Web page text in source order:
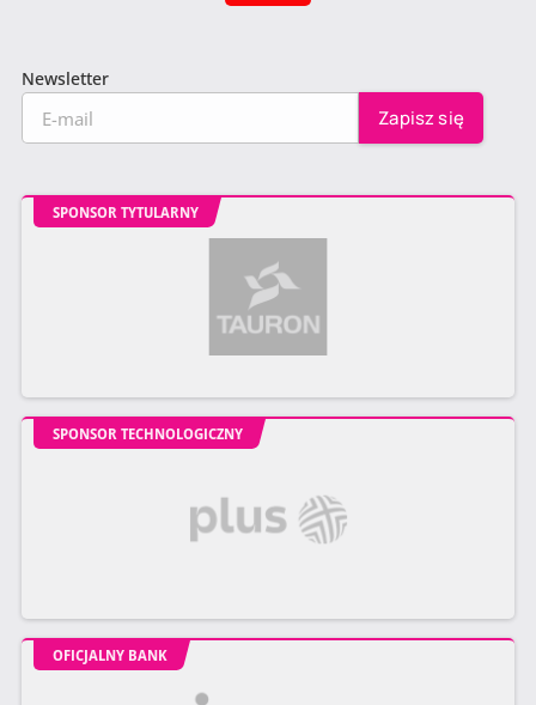
Newsletter
SPONSOR TYTULARNY
SPONSOR TECHNOLOGICZNY
OFICJALNY BANK